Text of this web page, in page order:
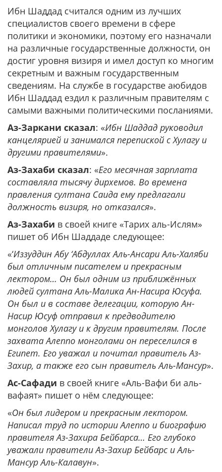
Ибн Шаддад считался одним из лучших
специалистов своего времени в сфере
политики и экономики, поэтому его назначали
на различные государственные должности, он
достиг уровня визиря и имел доступ ко многим
секретным и важным государственным
сведениям. На службе в государстве аюбидов
Ибн Шаддад ездил к различным правителям с
самыми важными политическими посланиями.
Аз-Заркани сказал: «Ибн Шаддад руководил
канцелярией и занимался перепиской с Хулагу и
другими правителями».
Аз-Захаби сказал: «Его месячная зарплата
составляла тысячу дирхемов. Во времена
правления султана Саида ему предлагали
должность визиря, но отказался».
Аз-Захаби в своей книге «Тарих аль-Ислям»
пишет об Ибн Шаддаде следующее:
«‘Иззуддин Абу ‘Абдуллах Аль-Ансари Аль-Халяби
был отличным писателем и прекрасным
лектором… Он был одним из приближённых
людей султана Аль-Малика Ан-Насира Юсуфа.
Он был и в составе делегации, которую Ан-
Насир Юсуф отправил к предводителю
монголов Хулагу и к другим правителям. После
захвата Алеппо монголами он переселился в
Египет. Его уважал и почитал правитель Аз-
Захир, а также его сын правитель Аль-Мансур».
Ас-Сафади в своей книге «Аль-Вафи би аль-
вафаят» пишет о нём следующее:
«Он был лидером и прекрасным лектором.
Написал труд по истории Алеппо и биографию
правителя Аз-Захира Бейбарса… Его глубоко
уважали правители Аз-Захир Бейбарс и Аль-
Мансур Аль-Калавун».